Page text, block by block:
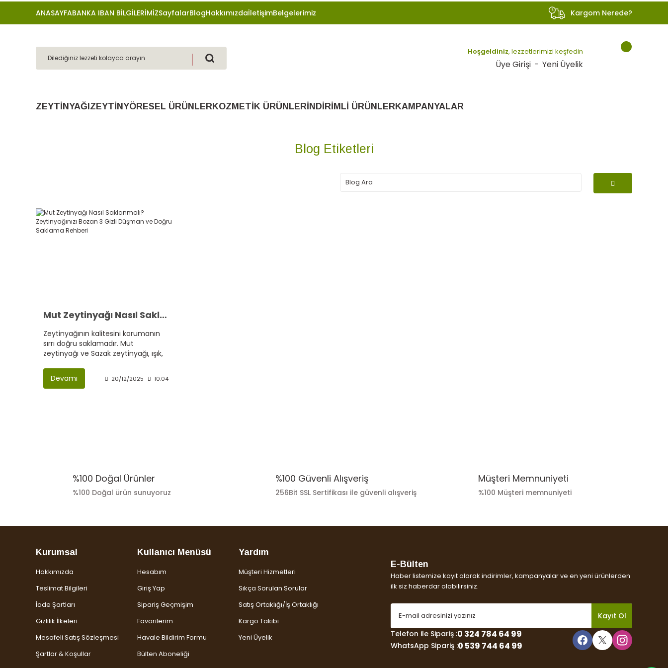
ANASAYFABANKA IBAN BİLGİLERİMİZSayfalarBlogHakkımızdaİletişimBelgelerimiz Kargom Nerede?
Hoşgeldiniz, lezzetlerimizi keşfedin
Üye Girişi - Yeni Üyelik
ZEYTİNYAĞIZEYTİNYÖRESEL ÜRÜNLERKOZMETİK ÜRÜNLERİNDİRİMLİ ÜRÜNLERKAMPANYALAR
Blog Etiketleri
Mut Zeytinyağı Nasıl Saklanmalı? Zeytinyağınızı Bozan 3 Gizli Düşman ve Doğru Saklama Rehberi
Zeytinyağının kalitesini korumanın
sırrı doğru saklamadır. Mut
zeytinyağı ve Sazak zeytinyağı, ışık,
aromasını ve besin değerini
kaybedebilir. Koyu renk ambalajda,
Devamı 20/12/2025 10:04
%100 Doğal Ürünler
%100 Doğal ürün sunuyoruz
%100 Güvenli Alışveriş
256Bit SSL Sertifikası ile güvenli alışveriş
Müşteri Memnuniyeti
%100 Müşteri memnuniyeti
Kurumsal
Hakkımızda
Teslimat Bilgileri
İade Şartları
Gizlilik İlkeleri
Mesafeli Satış Sözleşmesi
Şartlar & Koşullar
Kullanıcı Menüsü
Hesabım
Giriş Yap
Sipariş Geçmişim
Favorilerim
Havale Bildirim Formu
Bülten Aboneliği
Yardım
Müşteri Hizmetleri
Sıkça Sorulan Sorular
Satış Ortaklığı/İş Ortaklığı
Kargo Takibi
Yeni Üyelik
E-Bülten
Haber listemize kayıt olarak indirimler, kampanyalar ve en yeni ürünlerden
ilk siz haberdar olabilirsiniz.
Kayıt Ol
Telefon ile Sipariş :0 324 784 64 99
WhatsApp Sipariş :0 539 744 64 99